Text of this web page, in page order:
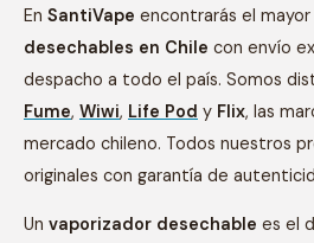
En SantiVape encontrarás el
desechables en Chile con envío
despacho a todo el país. Somos
Fume, Wiwi, Life Pod y Flix, las
mercado chileno. Todos nuestros
originales con garantía de
Un vaporizador desechable es el